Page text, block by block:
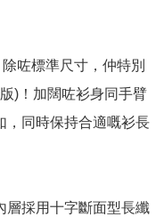
咗標準尺寸，仲特別
)！加闊咗衫身同手臂
，同時保持合適嘅衫長
層採用十字斷面型長纖